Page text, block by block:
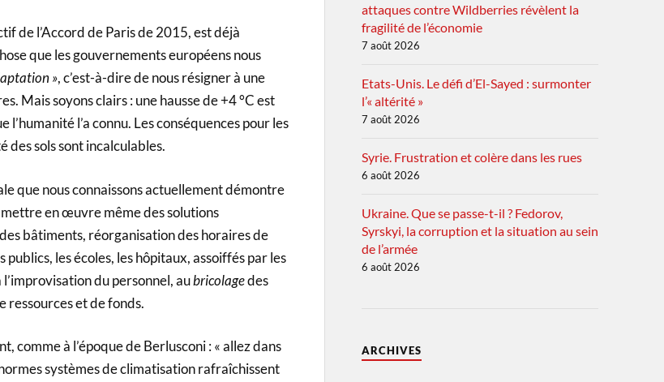
de l’Accord de Paris de 2015, est déjà
que les gouvernements européens nous
», c’est-à-dire de nous résigner à une
Mais soyons clairs : une hausse de +4 °C est
l’a connu. Les conséquences pour les
sols sont incalculables.
que nous connaissons actuellement démontre
en œuvre même des solutions
bâtiments, réorganisation des horaires de
les écoles, les hôpitaux, assoiffés par les
du personnel, aubricolagedes
ressources et de fonds.
comme à l’époque de Berlusconi : « allez dans
systèmes de climatisation rafraîchissent
attaques contre Wildberries révèlent la
fragilité de l’économie
7 août 2026
Etats-Unis. Le défi d’El-Sayed : surmonter
l’« altérité »
7 août 2026
Syrie. Frustration et colère dans les rues
6 août 2026
Ukraine. Que se passe-t-il ? Fedorov,
Syrskyi, la corruption et la situation au sein
de l’armée
6 août 2026
ARCHIVES